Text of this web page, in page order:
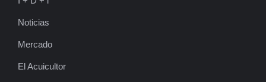
Noticias
Mercado
El Acuicultor